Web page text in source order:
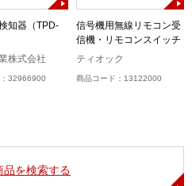
知器（TPD-
株式会社
32966900
信号機用無線リモコン受
信機・リモコンスイッチ
ティオック
商品コード：13122000
品を検索する